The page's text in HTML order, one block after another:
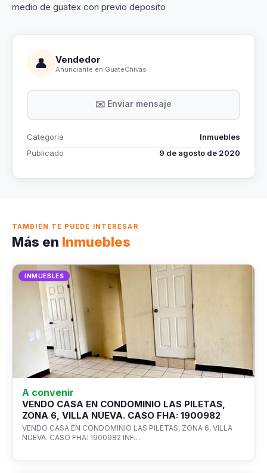
medio de guatex con previo deposito
👤 Vendedor
Anunciante en GuateChivas
✉️ Enviar mensaje
Categoría
Inmuebles
Publicado
9 de agosto de 2020
TAMBIÉN TE PUEDE INTERESAR
Más en Inmuebles
INMUEBLES
A convenir
VENDO CASA EN CONDOMINIO LAS PILETAS,
ZONA 6, VILLA NUEVA. CASO FHA: 1900982
VENDO CASA EN CONDOMINIO LAS PILETAS, ZONA 6, VILLA
NUEVA. CASO FHA: 1900982 INF…